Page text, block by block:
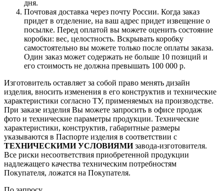
дня.
Почтовая доставка через почту России. Когда заказ
придет в отделение, на ваш адрес придет извещение о
посылке. Перед оплатой вы можете оценить состояние
коробки: вес, целостность. Вскрывать коробку
самостоятельно вы можете только после оплаты заказа.
Один заказ может содержать не больше 10 позиций и
его стоимость не должна превышать 100 000 р.
Изготовитель оставляет за собой право менять дизайн
изделия, вносить изменения в его конструктив и технические
характеристики согласно ТУ, применяемых на производстве.
При заказе изделия Вы можете запросить в офисе продаж
фото и технические параметры продукции. Технические
характеристики, конструктив, габаритные размеры
указываются в Паспорте изделия в соответствии с
ТЕХНИЧЕСКИМИ УСЛОВИЯМИзавода-изготовителя.
Все риски несоответствия приобретенной продукции
надлежащего качества техническим потребностям
Покупателя, ложатся на Покупателя.